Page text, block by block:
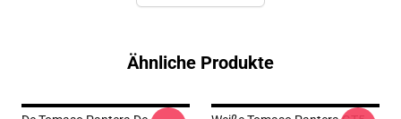
Ähnliche Produkte